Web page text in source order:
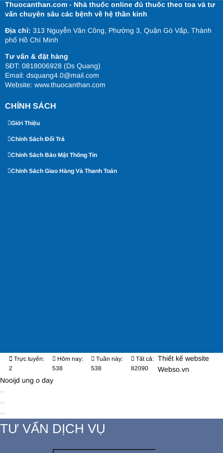
Thuocanthan.com - Nhà thuốc online đủ thuốc theo toa và tư
vấn chuyên sâu các bệnh về hệ thần kinh
Địa chỉ: 313 Nguyễn Văn Công, Phường 3, Quận Gò Vấp, Thành
phố Hồ Chí Minh
Tư vấn & đặt hàng
SĐT: 0818006928 (Ds Quang)
Email: dsquang4.0@mail.com
Website: www.thuocanthan.com
CHÍNH SÁCH
Giới Thiệu
Chính Sách Đổi Trả
Chính Sách Bảo Mật Thông Tin
Chính Sách Giao Hàng Và Thanh Toán
Trực tuyến:
2
Hôm nay:
538
Tuần này:
538
Tất cả:
82090
Thiết kế website
Webso.vn
Nooijd ung o day
TƯ VẤN DỊCH VỤ